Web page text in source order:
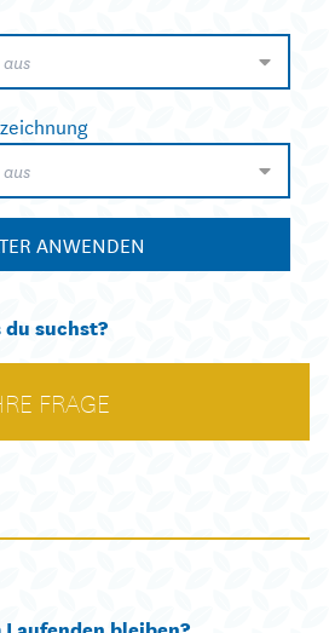
ANWENDEN
suchst?
FRAGE